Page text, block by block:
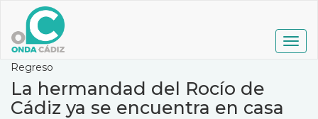
contenido
principal
Regreso
La hermandad del Rocío de
Cádiz ya se encuentra en casa